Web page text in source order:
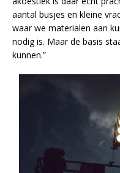
aantal busjes en kleine
waar we materialen aan
nodig is. Maar de basis
kunnen.”